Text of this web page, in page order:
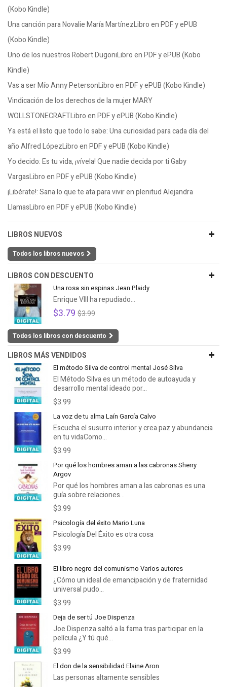
(Kobo Kindle)
Una canción para Novalie María MartínezLibro en PDF y ePUB
(Kobo Kindle)
Uno de los nuestros Robert DugoniLibro en PDF y ePUB (Kobo
Kindle)
Vas a ser Mío Anny PetersonLibro en PDF y ePUB (Kobo Kindle)
Vindicación de los derechos de la mujer MARY
WOLLSTONECRAFTLibro en PDF y ePUB (Kobo Kindle)
Ya está el listo que todo lo sabe: Una curiosidad para cada día del
año Alfred LópezLibro en PDF y ePUB (Kobo Kindle)
Yo decido: Es tu vida, ¡vívela! Que nadie decida por ti Gaby
VargasLibro en PDF y ePUB (Kobo Kindle)
¡Libérate!: Sana lo que te ata para vivir en plenitud Alejandra
LlamasLibro en PDF y ePUB (Kobo Kindle)
LIBROS NUEVOS
Todos los libros nuevos
LIBROS CON DESCUENTO
Una rosa sin espinas Jean Plaidy
Enrique VIII ha repudiado...
$3.79 $3.99
Todos los libros con descuento
LIBROS MÁS VENDIDOS
El método Silva de control mental José Silva
El Método Silva es un método de autoayuda y
desarrollo mental ideado por...
$3.99
La voz de tu alma Laín García Calvo
Escucha el susurro interior y crea paz y abundancia
en tu vidaComo...
$3.99
Por qué los hombres aman a las cabronas Sherry
Argov
Por qué los hombres aman a las cabronas es una
guía sobre relaciones...
$3.99
Psicología del éxito Mario Luna
Psicología Del Éxito es otra cosa
$3.99
El libro negro del comunismo Varios autores
¿Cómo un ideal de emancipación y de fraternidad
universal pudo...
$3.99
Deja de ser tú Joe Dispenza
Joe Dispenza saltó a la fama tras participar en la
película ¿Y tú qué...
$3.99
El don de la sensibilidad Elaine Aron
Las personas altamente sensibles